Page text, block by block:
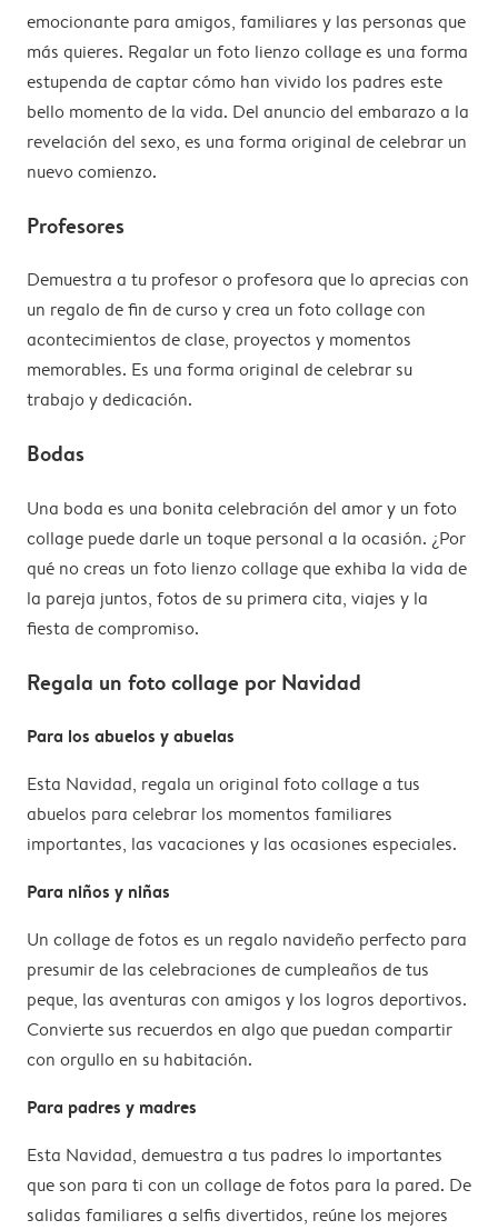
emocionante para amigos, familiares y las personas que
más quieres. Regalar un foto lienzo collage es una forma
estupenda de captar cómo han vivido los padres este
bello momento de la vida. Del anuncio del embarazo a la
revelación del sexo, es una forma original de celebrar un
nuevo comienzo.
Profesores
Demuestra a tu profesor o profesora que lo aprecias con
un regalo de fin de curso y crea un foto collage con
acontecimientos de clase, proyectos y momentos
memorables. Es una forma original de celebrar su
trabajo y dedicación.
Bodas
Una boda es una bonita celebración del amor y un foto
collage puede darle un toque personal a la ocasión. ¿Por
qué no creas un foto lienzo collage que exhiba la vida de
la pareja juntos, fotos de su primera cita, viajes y la
fiesta de compromiso.
Regala un foto collage por Navidad
Para los abuelos y abuelas
Esta Navidad, regala un original foto collage a tus
abuelos para celebrar los momentos familiares
importantes, las vacaciones y las ocasiones especiales.
Para niños y niñas
Un collage de fotos es un regalo navideño perfecto para
presumir de las celebraciones de cumpleaños de tus
peque, las aventuras con amigos y los logros deportivos.
Convierte sus recuerdos en algo que puedan compartir
con orgullo en su habitación.
Para padres y madres
Esta Navidad, demuestra a tus padres lo importantes
que son para ti con un collage de fotos para la pared. De
salidas familiares a selfis divertidos, reúne los mejores